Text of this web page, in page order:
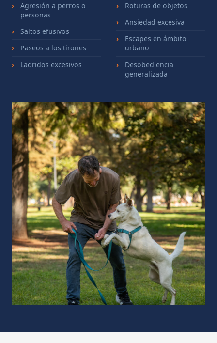
Agresión a perros o
personas
Saltos efusivos
Paseos a los tirones
Ladridos excesivos
Roturas de objetos
Ansiedad excesiva
Escapes en ámbito
urbano
Desobediencia
generalizada